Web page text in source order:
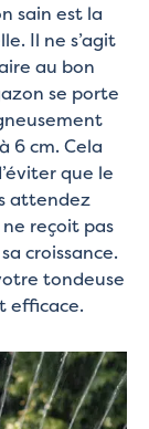
sain est la
Il ne s’agit
au bon
se porte
6 cm. Cela
que le
attendez
reçoit pas
croissance.
tondeuse
efficace.